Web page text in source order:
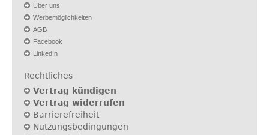
Über uns
Werbemöglichkeiten
AGB
Facebook
LinkedIn
Rechtliches
Vertrag kündigen
Vertrag widerrufen
Barrierefreiheit
Nutzungsbedingungen